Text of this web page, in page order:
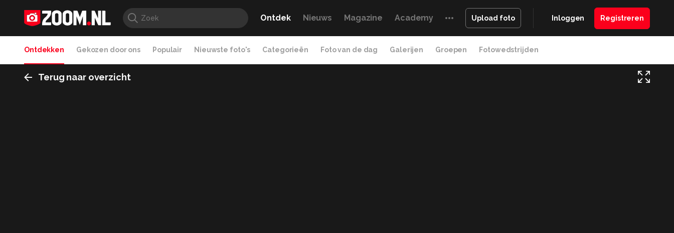
Ontdek Nieuws Magazine Academy Upload foto Inloggen Registreren
Ontdekken Gekozen door ons Populair Nieuwste foto's Categorieën Foto van de dag Galerijen Groepen Fotowedstrijden
Terug naar overzicht